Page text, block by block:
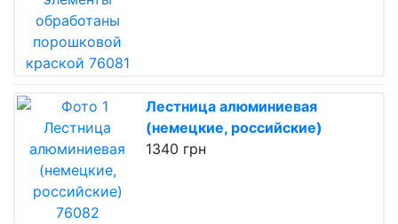
Лестница алюминиевая
(немецкие, российские)
1340 грн